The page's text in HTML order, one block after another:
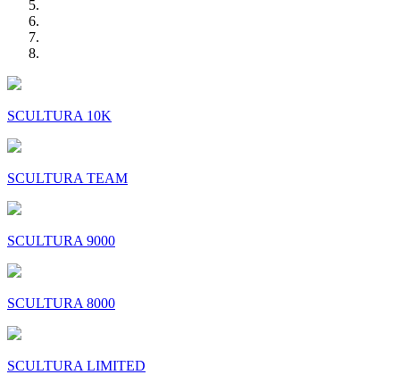
SCULTURA 10K
SCULTURA TEAM
SCULTURA 9000
SCULTURA 8000
SCULTURA LIMITED